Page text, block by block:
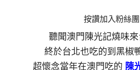
按讚加入粉絲團
聽聞澳門陳光記燒味
終於台北也吃的到黑椒
超懷念當年在澳門吃的 陳